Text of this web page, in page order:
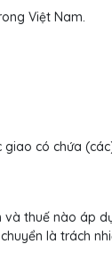
Việt Nam.
giao có chứa
và thuế nào áp
là trách